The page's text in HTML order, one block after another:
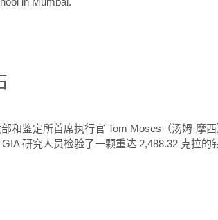
和鉴定所首席执行官 Tom Moses（汤姆·摩
研究人员检验了一颗重达 2,488.32 克拉的